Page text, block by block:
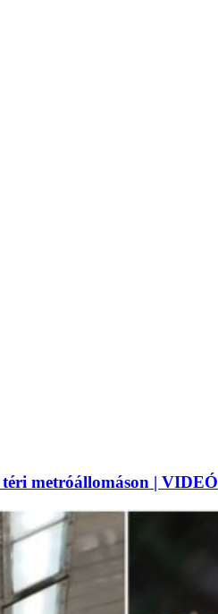
metróállomáson | VIDEÓ